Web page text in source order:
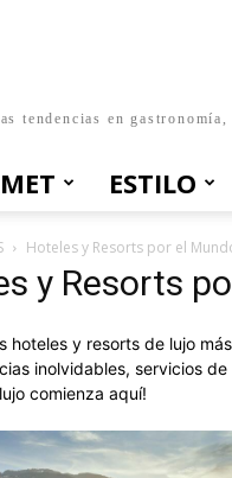
tendencias en
ESTILO
Hoteles y Resorts por el
y Resorts
hoteles y resorts de lujo
inolvidables, servicios
comienza aquí!